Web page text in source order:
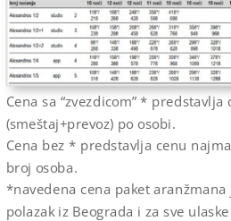
Cena sa “zvezdicom” *
(smeštaj+prevoz) po osobi.
Cena bez * predstavlja cenu
broj osoba.
*navedena cena paket aranžmana
polazak iz Beograda i za sve